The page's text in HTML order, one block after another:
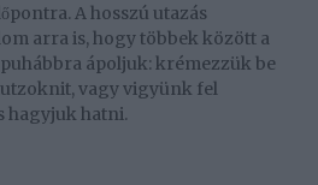
A hosszú utazás
arra is, hogy többek között a
ápoljuk: krémezzük be
vagy vigyünk fel
hagyjuk hatni.